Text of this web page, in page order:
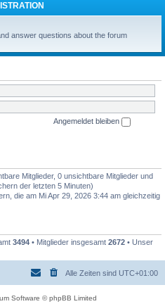
answer questions about the forum
Angemeldet bleiben
Mitglieder, 0 unsichtbare Mitglieder und
der letzten 5 Minuten)
die am Mi Apr 29, 2026 3:44 am gleichzeitig
3494 • Mitglieder insgesamt 2672 • Unser
Alle Zeiten sind UTC+01:00
Software © phpBB Limited